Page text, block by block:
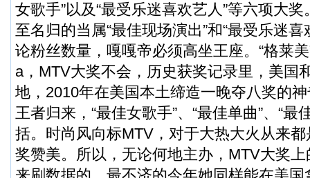
女歌手”以及“最受乐迷喜欢艺人”等六项大
至名归的当属“最佳现场演出”和“最受乐迷
论粉丝数量，嘎嘎帝必须高坐王座。“格莱
a，MTV大奖不会，历史获奖记录里，美国
地，2010年在美国本土缔造一晚夺八奖的
王者归来，“最佳女歌手”、“最佳单曲”、“最
括。时尚风向标MTV，对于大热大火从来
奖赞美。所以，无论何地主办，MTV大奖